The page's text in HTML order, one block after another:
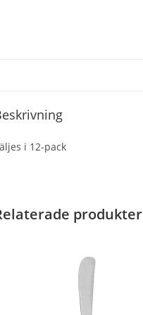
i 12-pack
produkter